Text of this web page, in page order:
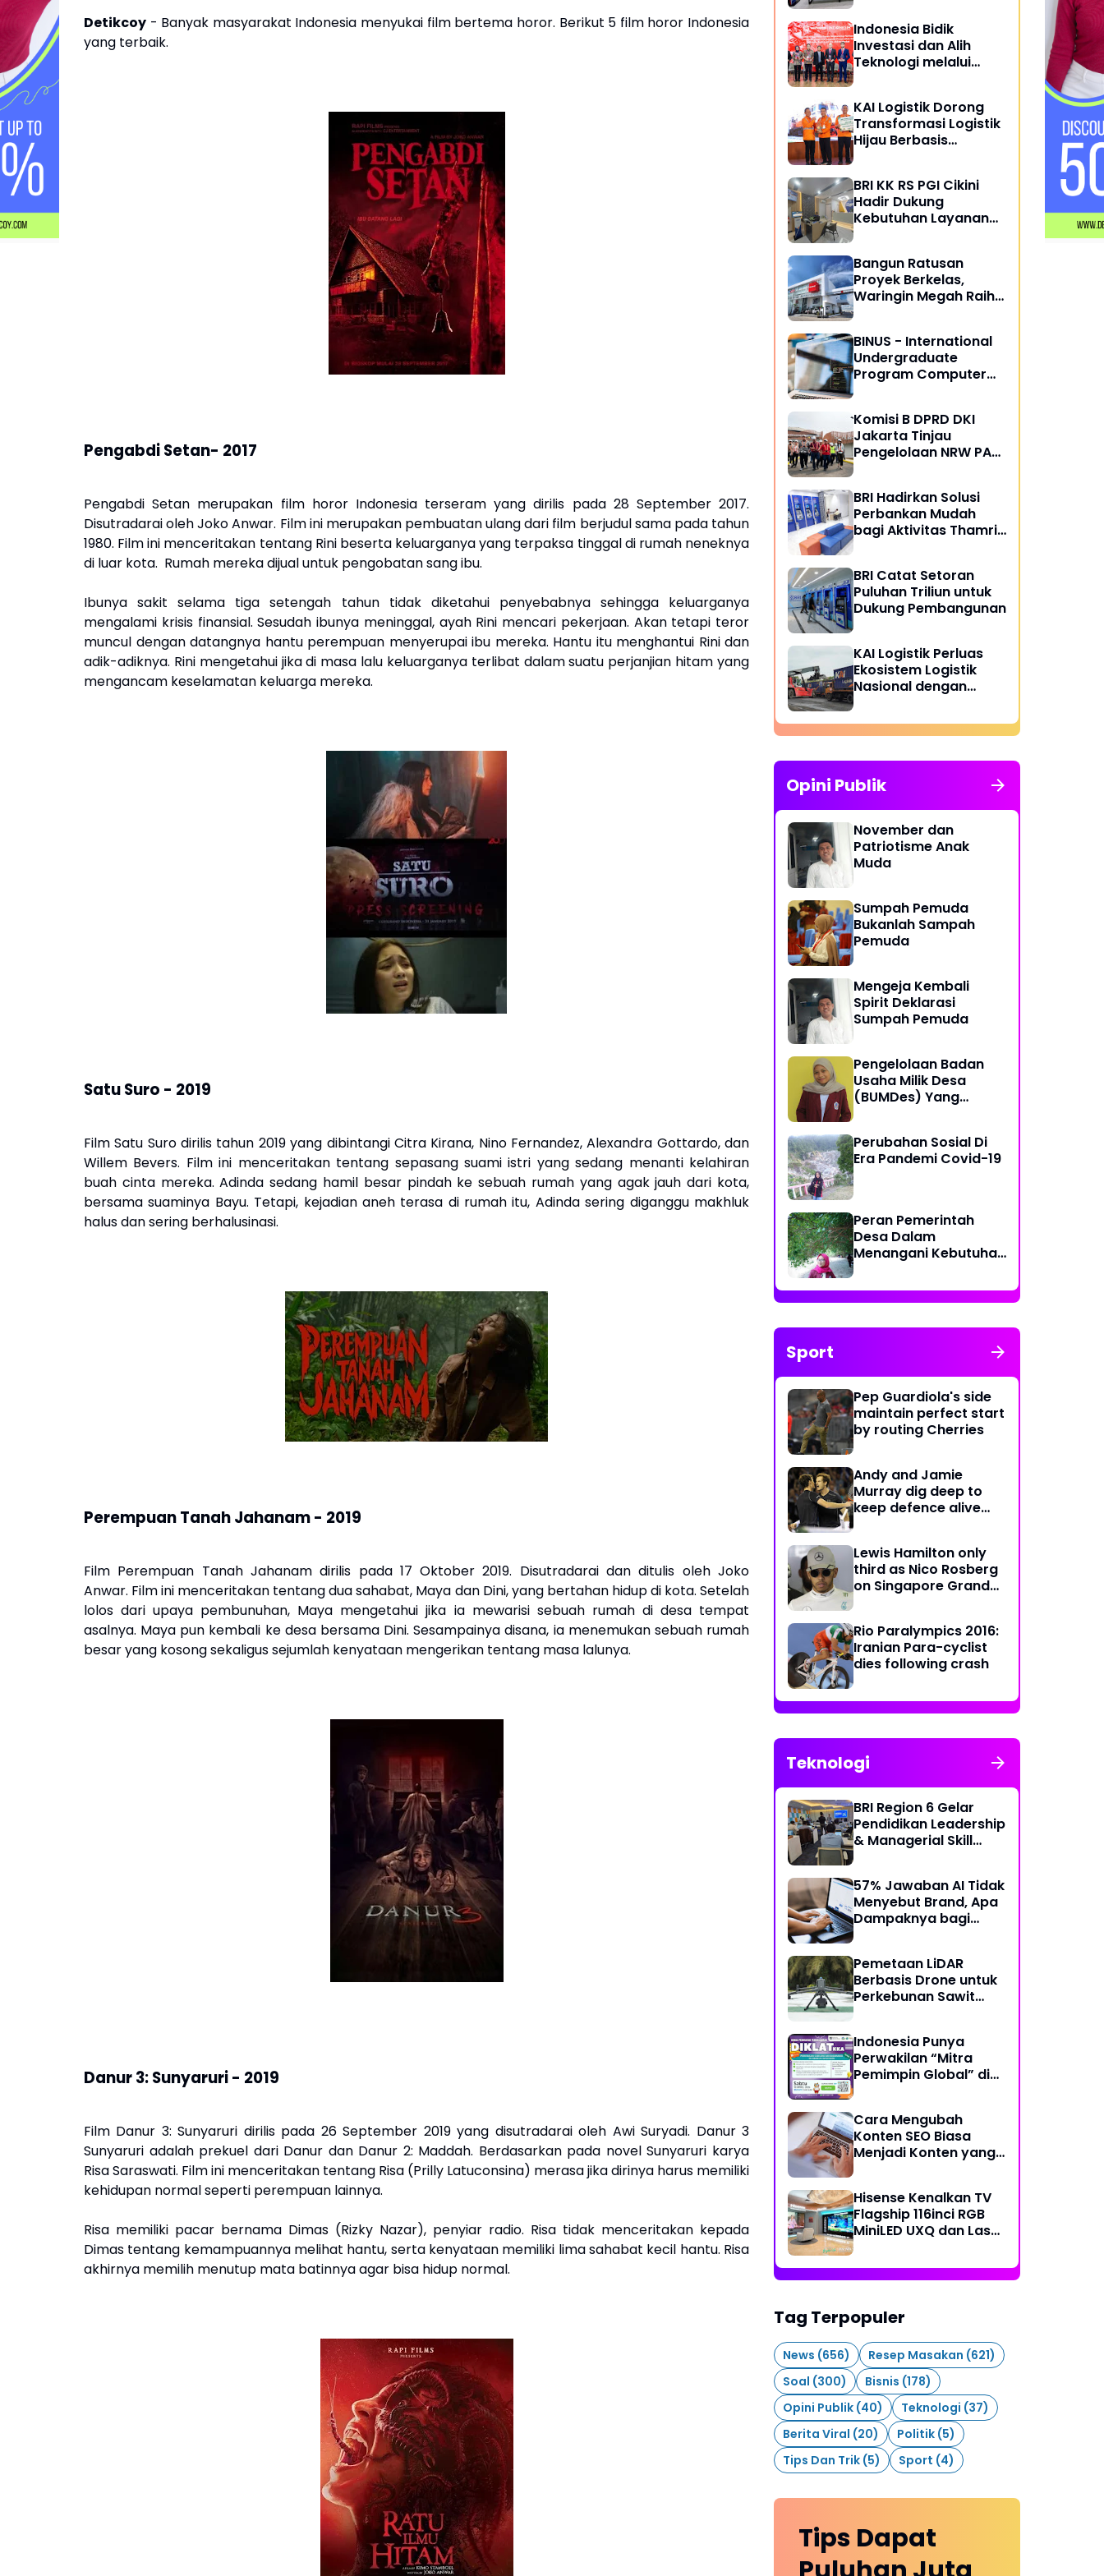
Detikcoy - Banyak masyarakat Indonesia menyukai film bertema horor. Berikut 5 film horor Indonesia
yang terbaik.
Pengabdi Setan- 2017
Pengabdi Setan merupakan film horor Indonesia terseram yang dirilis pada 28 September 2017.
Disutradarai oleh Joko Anwar. Film ini merupakan pembuatan ulang dari film berjudul sama pada tahun
1980. Film ini menceritakan tentang Rini beserta keluarganya yang terpaksa tinggal di rumah neneknya
di luar kota. Rumah mereka dijual untuk pengobatan sang ibu.
Ibunya sakit selama tiga setengah tahun tidak diketahui penyebabnya sehingga keluarganya
mengalami krisis finansial. Sesudah ibunya meninggal, ayah Rini mencari pekerjaan. Akan tetapi teror
muncul dengan datangnya hantu perempuan menyerupai ibu mereka. Hantu itu menghantui Rini dan
adik-adiknya. Rini mengetahui jika di masa lalu keluarganya terlibat dalam suatu perjanjian hitam yang
mengancam keselamatan keluarga mereka.
Satu Suro - 2019
Film Satu Suro dirilis tahun 2019 yang dibintangi Citra Kirana, Nino Fernandez, Alexandra Gottardo, dan
Willem Bevers. Film ini menceritakan tentang sepasang suami istri yang sedang menanti kelahiran
buah cinta mereka. Adinda sedang hamil besar pindah ke sebuah rumah yang agak jauh dari kota,
bersama suaminya Bayu. Tetapi, kejadian aneh terasa di rumah itu, Adinda sering diganggu makhluk
halus dan sering berhalusinasi.
Perempuan Tanah Jahanam - 2019
Film Perempuan Tanah Jahanam dirilis pada 17 Oktober 2019. Disutradarai dan ditulis oleh Joko
Anwar. Film ini menceritakan tentang dua sahabat, Maya dan Dini, yang bertahan hidup di kota. Setelah
lolos dari upaya pembunuhan, Maya mengetahui jika ia mewarisi sebuah rumah di desa tempat
asalnya. Maya pun kembali ke desa bersama Dini. Sesampainya disana, ia menemukan sebuah rumah
besar yang kosong sekaligus sejumlah kenyataan mengerikan tentang masa lalunya.
Danur 3: Sunyaruri - 2019
Film Danur 3: Sunyaruri dirilis pada 26 September 2019 yang disutradarai oleh Awi Suryadi. Danur 3
Sunyaruri adalah prekuel dari Danur dan Danur 2: Maddah. Berdasarkan pada novel Sunyaruri karya
Risa Saraswati. Film ini menceritakan tentang Risa (Prilly Latuconsina) merasa jika dirinya harus memiliki
kehidupan normal seperti perempuan lainnya.
Risa memiliki pacar bernama Dimas (Rizky Nazar), penyiar radio. Risa tidak menceritakan kepada
Dimas tentang kemampuannya melihat hantu, serta kenyataan memiliki lima sahabat kecil hantu. Risa
akhirnya memilih menutup mata batinnya agar bisa hidup normal.
Indonesia Bidik
Investasi dan Alih
Teknologi melalui
KAI Logistik Dorong
Transformasi Logistik
Hijau Berbasis
BRI KK RS PGI Cikini
Hadir Dukung
Kebutuhan Layanan
Sakit
Bangun Ratusan
Proyek Berkelas,
Waringin Megah Raih
BINUS - International
Undergraduate
Program Computer
Komisi B DPRD DKI
Jakarta Tinjau
Pengelolaan NRW PAM
Layanan Air Perpipaan
BRI Hadirkan Solusi
Perbankan Mudah
bagi Aktivitas Thamrin
BRI Catat Setoran
Puluhan Triliun untuk
Dukung Pembangunan
KAI Logistik Perluas
Ekosistem Logistik
Nasional dengan
Barang Semester I
2026
Opini Publik
November dan
Patriotisme Anak
Muda
Sumpah Pemuda
Bukanlah Sampah
Pemuda
Mengeja Kembali
Spirit Deklarasi
Sumpah Pemuda
Pengelolaan Badan
Usaha Milik Desa
(BUMDes) Yang
Perubahan Sosial Di
Era Pandemi Covid-19
Peran Pemerintah
Desa Dalam
Menangani Kebutuhan
Ketersediaannya Air
Bersih
Sport
Pep Guardiola's side
maintain perfect start
by routing Cherries
Andy and Jamie
Murray dig deep to
keep defence alive
Lewis Hamilton only
third as Nico Rosberg
on Singapore Grand
Rio Paralympics 2016:
Iranian Para-cyclist
dies following crash
Teknologi
BRI Region 6 Gelar
Pendidikan Leadership
& Managerial Skill
For Better Individual
Decision”
57% Jawaban AI Tidak
Menyebut Brand, Apa
Dampaknya bagi
Pemetaan LiDAR
Berbasis Drone untuk
Perkebunan Sawit
Indonesia Punya
Perwakilan “Mitra
Pemimpin Global” di
Cara Mengubah
Konten SEO Biasa
Menjadi Konten yang
Hisense Kenalkan TV
Flagship 116inci RGB
MiniLED UXQ dan Laser
Partner Conference
2026
Tag Terpopuler
News (656) Resep Masakan (621)
Soal (300) Bisnis (178)
Opini Publik (40) Teknologi (37)
Berita Viral (20) Politik (5)
Tips Dan Trik (5) Sport (4)
Tips Dapat